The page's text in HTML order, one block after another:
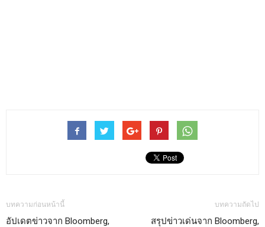
บทความก่อนหน้านี้
อัปเดตข่าวจาก Bloomberg,
บทความถัดไป
สรุปข่าวเด่นจาก Bloomberg,